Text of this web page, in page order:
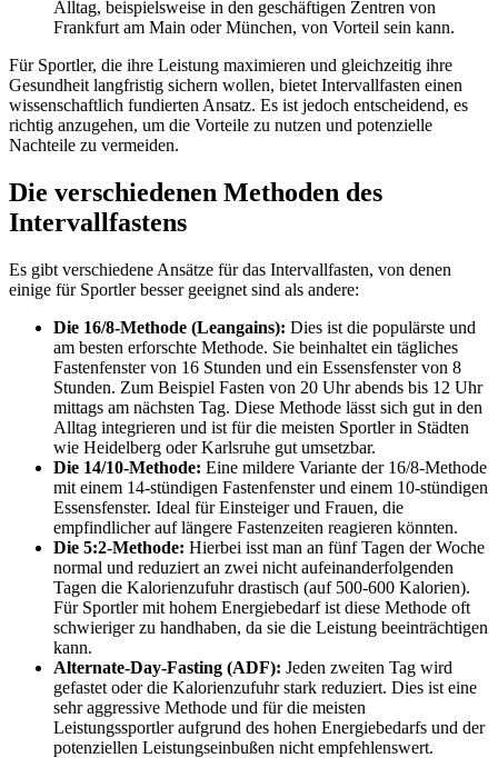
Alltag, beispielsweise in den geschäftigen Zentren von
Frankfurt am Main oder München, von Vorteil sein kann.
Für Sportler, die ihre Leistung maximieren und gleichzeitig ihre
Gesundheit langfristig sichern wollen, bietet Intervallfasten einen
wissenschaftlich fundierten Ansatz. Es ist jedoch entscheidend, es
richtig anzugehen, um die Vorteile zu nutzen und potenzielle
Nachteile zu vermeiden.
Die verschiedenen Methoden des
Intervallfastens
Es gibt verschiedene Ansätze für das Intervallfasten, von denen
einige für Sportler besser geeignet sind als andere:
Die 16/8-Methode (Leangains): Dies ist die populärste und
am besten erforschte Methode. Sie beinhaltet ein tägliches
Fastenfenster von 16 Stunden und ein Essensfenster von 8
Stunden. Zum Beispiel Fasten von 20 Uhr abends bis 12 Uhr
mittags am nächsten Tag. Diese Methode lässt sich gut in den
Alltag integrieren und ist für die meisten Sportler in Städten
wie Heidelberg oder Karlsruhe gut umsetzbar.
Die 14/10-Methode: Eine mildere Variante der 16/8-Methode
mit einem 14-stündigen Fastenfenster und einem 10-stündigen
Essensfenster. Ideal für Einsteiger und Frauen, die
empfindlicher auf längere Fastenzeiten reagieren könnten.
Die 5:2-Methode: Hierbei isst man an fünf Tagen der Woche
normal und reduziert an zwei nicht aufeinanderfolgenden
Tagen die Kalorienzufuhr drastisch (auf 500-600 Kalorien).
Für Sportler mit hohem Energiebedarf ist diese Methode oft
schwieriger zu handhaben, da sie die Leistung beeinträchtigen
kann.
Alternate-Day-Fasting (ADF): Jeden zweiten Tag wird
gefastet oder die Kalorienzufuhr stark reduziert. Dies ist eine
sehr aggressive Methode und für die meisten
Leistungssportler aufgrund des hohen Energiebedarfs und der
potenziellen Leistungseinbußen nicht empfehlenswert.